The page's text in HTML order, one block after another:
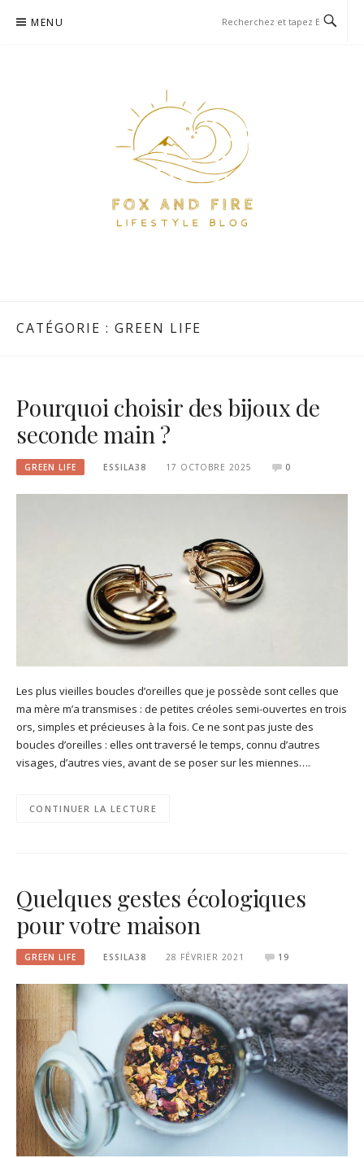
MENU
À PARIS
CATÉGORIE : GREEN LIFE
Pourquoi choisir des bijoux de
seconde main ?
GREEN LIFE ESSILA38 17 OCTOBRE 2025 0
Les plus vieilles boucles d’oreilles que je possède sont celles que
ma mère m’a transmises : de petites créoles semi-ouvertes en trois
ors, simples et précieuses à la fois. Ce ne sont pas juste des
boucles d’oreilles : elles ont traversé le temps, connu d’autres
visages, d’autres vies, avant de se poser sur les miennes….
CONTINUER LA LECTURE
Quelques gestes écologiques
pour votre maison
GREEN LIFE ESSILA38 28 FÉVRIER 2021 19